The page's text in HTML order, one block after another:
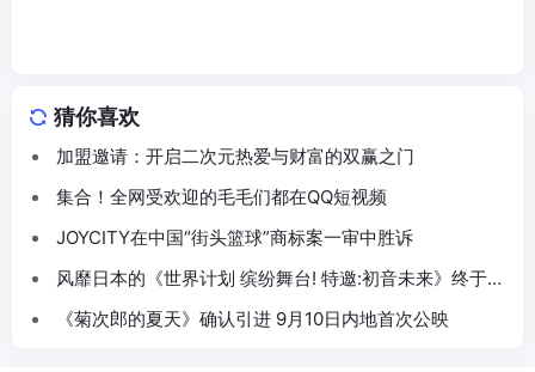
猜你喜欢
加盟邀请：开启二次元热爱与财富的双赢之门
集合！全网受欢迎的毛毛们都在QQ短视频
JOYCITY在中国“街头篮球”商标案一审中胜诉
风靡日本的《世界计划 缤纷舞台! 特邀:初音未来》终于在
中国登场!朝夕光年负责亚洲发行
《菊次郎的夏天》确认引进 9月10日内地首次公映